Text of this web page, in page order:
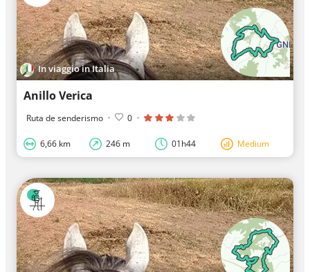
In viaggio in Italia
Anillo Verica
Ruta de senderismo · 0 ·
6,66 km 246 m 01h44 Medium